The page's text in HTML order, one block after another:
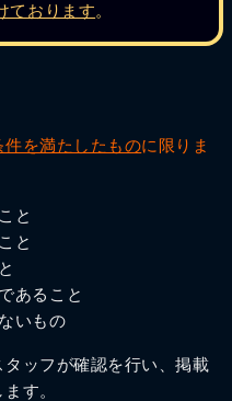
ております。
件を満たしたものに限りま
と
こと
あること
いもの
ッフが確認を行い、掲載
す。